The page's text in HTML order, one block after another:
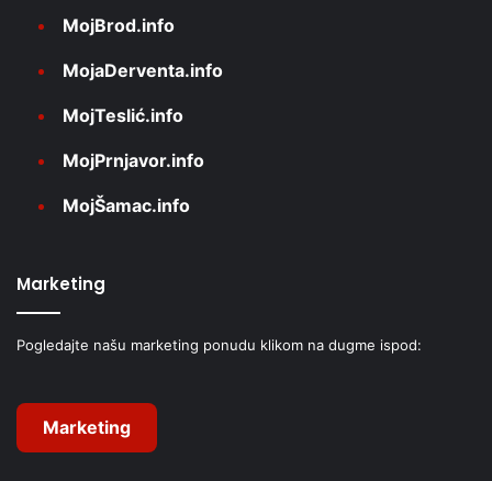
MojBrod.info
MojaDerventa.info
MojTeslić.info
MojPrnjavor.info
MojŠamac.info
Marketing
Pogledajte našu marketing ponudu klikom na dugme ispod:
Marketing